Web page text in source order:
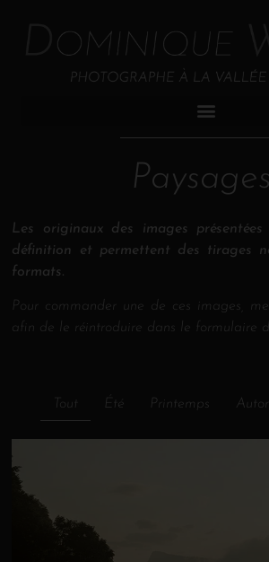
Paysages
Les originaux des images
définition et permettent des tirages
formats.
Pour commander une de ces images,
afin de le réintroduire dans le formulaire
Tout Été Printemps